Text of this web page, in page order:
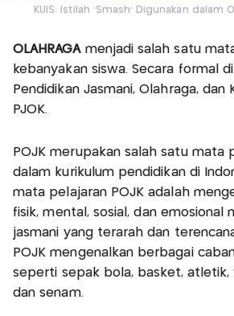
KUIS: Istilah 'Smash' Digunakan dalam
OLAHRAGA menjadi salah satu
kebanyakan siswa. Secara formal
Pendidikan Jasmani, Olahraga, dan
PJOK.
POJK merupakan salah satu mata
dalam kurikulum pendidikan di
mata pelajaran POJK adalah
fisik, mental, sosial, dan emosional
jasmani yang terarah dan
POJK mengenalkan berbagai
seperti sepak bola, basket, atletik,
dan senam.